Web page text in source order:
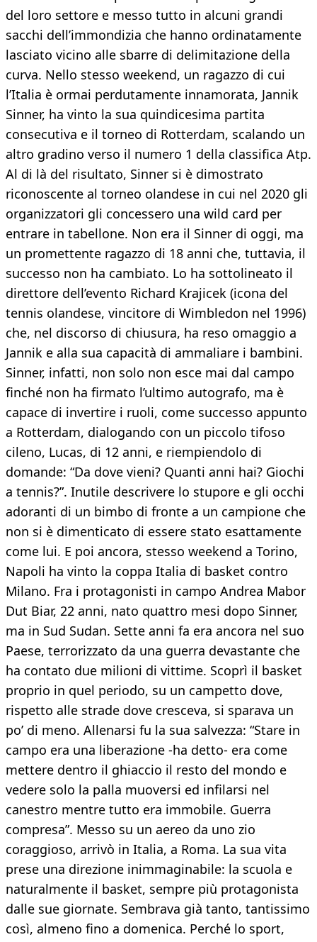
del loro settore e messo tutto in alcuni grandi
sacchi dell’immondizia che hanno ordinatamente
lasciato vicino alle sbarre di delimitazione della
curva. Nello stesso weekend, un ragazzo di cui
l’Italia è ormai perdutamente innamorata, Jannik
Sinner, ha vinto la sua quindicesima partita
consecutiva e il torneo di Rotterdam, scalando un
altro gradino verso il numero 1 della classifica Atp.
Al di là del risultato, Sinner si è dimostrato
riconoscente al torneo olandese in cui nel 2020 gli
organizzatori gli concessero una wild card per
entrare in tabellone. Non era il Sinner di oggi, ma
un promettente ragazzo di 18 anni che, tuttavia, il
successo non ha cambiato. Lo ha sottolineato il
direttore dell’evento Richard Krajicek (icona del
tennis olandese, vincitore di Wimbledon nel 1996)
che, nel discorso di chiusura, ha reso omaggio a
Jannik e alla sua capacità di ammaliare i bambini.
Sinner, infatti, non solo non esce mai dal campo
finché non ha firmato l’ultimo autografo, ma è
capace di invertire i ruoli, come successo appunto
a Rotterdam, dialogando con un piccolo tifoso
cileno, Lucas, di 12 anni, e riempiendolo di
domande: “Da dove vieni? Quanti anni hai? Giochi
a tennis?”. Inutile descrivere lo stupore e gli occhi
adoranti di un bimbo di fronte a un campione che
non si è dimenticato di essere stato esattamente
come lui. E poi ancora, stesso weekend a Torino,
Napoli ha vinto la coppa Italia di basket contro
Milano. Fra i protagonisti in campo Andrea Mabor
Dut Biar, 22 anni, nato quattro mesi dopo Sinner,
ma in Sud Sudan. Sette anni fa era ancora nel suo
Paese, terrorizzato da una guerra devastante che
ha contato due milioni di vittime. Scoprì il basket
proprio in quel periodo, su un campetto dove,
rispetto alle strade dove cresceva, si sparava un
po’ di meno. Allenarsi fu la sua salvezza: “Stare in
campo era una liberazione -ha detto- era come
mettere dentro il ghiaccio il resto del mondo e
vedere solo la palla muoversi ed infilarsi nel
canestro mentre tutto era immobile. Guerra
compresa”. Messo su un aereo da uno zio
coraggioso, arrivò in Italia, a Roma. La sua vita
prese una direzione inimmaginabile: la scuola e
naturalmente il basket, sempre più protagonista
dalle sue giornate. Sembrava già tanto, tantissimo
così, almeno fino a domenica. Perché lo sport,